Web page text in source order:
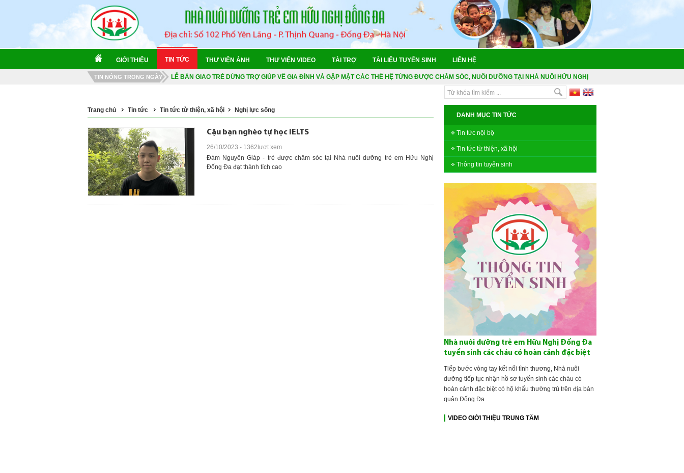
GIỚI THIỆU TIN TỨC THƯ VIỆN ẢNH THƯ VIỆN VIDEO TÀI TRỢ TÀI LIỆU TUYỂN SINH LIÊN HỆ
TIN NÓNG TRONG NGÀY
CHUYẾN TÀU DI SẢN "ĐẶC BIỆT" - HÀNH TRÌNH KỶ NIỆM "85 NĂM: TRE BỀN - MĂNG VƯƠN"
NGÀY HỘI VĂN HÓA THỂ THAO 2026
KIỂM TRA SỨC KHỎE TỔNG QUÁT 2026
LỄ BÀN GIAO TRẺ DỪNG TRỢ GIÚP VỀ GIA ĐÌNH VÀ GẶP MẶT CÁC THẾ HỆ TỪNG ĐƯỢC CHĂM SÓC, NUÔI DƯỠNG TẠI NHÀ NUÔI HỮU NGHỊ
MÙA HÈ TRỞ LẠI 2026
NGÀY HỘI VĂN HÓA THỂ THAO 2026
Trang chủ Tin tức Tin tức từ thiện, xã hội Nghị lực sống
Cậu bạn nghèo tự học IELTS
26/10/2023 - 1362lượt xem
Đàm Nguyên Giáp - trẻ được chăm sóc tại Nhà nuôi dưỡng trẻ em Hữu Nghị
Đống Đa đạt thành tích cao
DANH MỤC TIN TỨC
Tin tức nội bộ
Tin tức từ thiện, xã hội
Thông tin tuyển sinh
Nhà nuôi dưỡng trẻ em Hữu Nghị Đống Đa
tuyển sinh các cháu có hoàn cảnh đặc biệt
Tiếp bước vòng tay kết nối tình thương, Nhà nuôi
dưỡng tiếp tục nhận hồ sơ tuyển sinh các cháu có
hoàn cảnh đặc biệt có hộ khẩu thường trú trên địa bàn
quận Đống Đa
VIDEO GIỚI THIỆU TRUNG TÂM